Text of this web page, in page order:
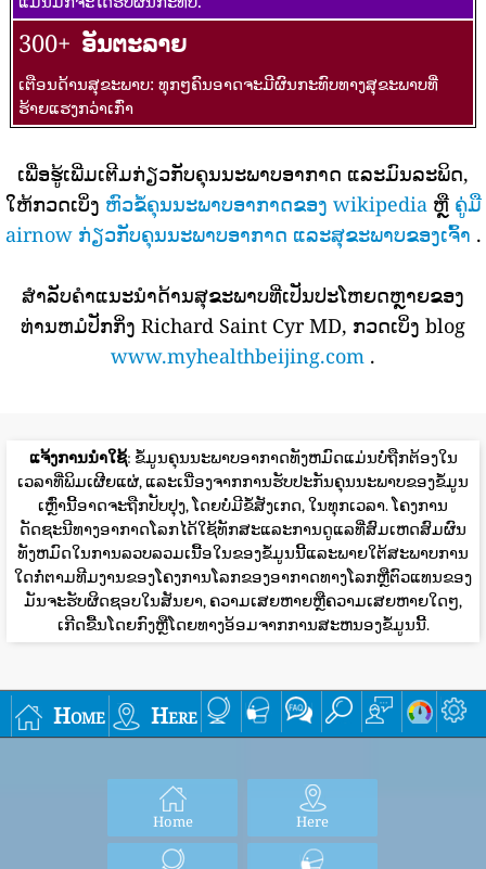
101-150
Unhealthy
ສະມາຊິກຂອງກຸ່ມທີ່ມີຄວາມອ່ອນໄຫວອາດຈະມີຜົນກະທົບຕໍ່ສຸຂະພາບ
ປະຊາຊົນທົ່ວໄປບໍ່ໄດ້ຮັບຜົນກະທົບ.
151-200 ບໍ່ມີສຸຂະພາບດີ
ທຸກໆຄົນອາດຈະເລີ່ມປະສົບຜົນກະທົບດ້ານສຸຂະພາບ; ສະມາຊິກຂອງ
ກຸ່ມທີ່ມີຄວາມອ່ອນໄຫວອາດຈະມີຜົນກະທົບດ້ານສຸຂະພາບທີ່ຮ້າຍແຮງ
201-300
Very
Unhealthy
ການເຕືອນໄພດ້ານສຸຂະພາບຂອງສະພາບສຸກເສີນ. ປະຊາກອນທັງຫມົດ
300+ ອັນຕະລາຍ
ເຕືອນດ້ານສຸຂະພາບ: ທຸກໆຄົນອາດຈະມີຜົນກະທົບທາງສຸຂະພາບທີ່
ຮ້າຍແຮງກວ່າເກົ່າ
ເພື່ອຮູ້ເພີ່ມເຕີມກ່ຽວກັບຄຸນນະພາບອາກາດ ແລະມົນລະພິດ,
ໃຫ້ກວດເບິ່ງຫົວຂໍ້ຄຸນນະພາບອາກາດຂອງ wikipediaຫຼືຄູ່ມື
airnow ກ່ຽວກັບຄຸນນະພາບອາກາດ ແລະສຸຂະພາບຂອງເຈົ້າ
ສໍາລັບຄໍາແນະນໍາດ້ານສຸຂະພາບທີ່ເປັນປະໂຫຍດຫຼາຍຂອງ
ທ່ານຫມໍປັກກິ່ງ Richard Saint Cyr MD, ກວດເບິ່ງ blog
: ຂໍ້ມູນຄຸນນະພາບອາກາດທັງຫມົດແມ່ນບໍ່ຖືກຕ້ອງໃນ